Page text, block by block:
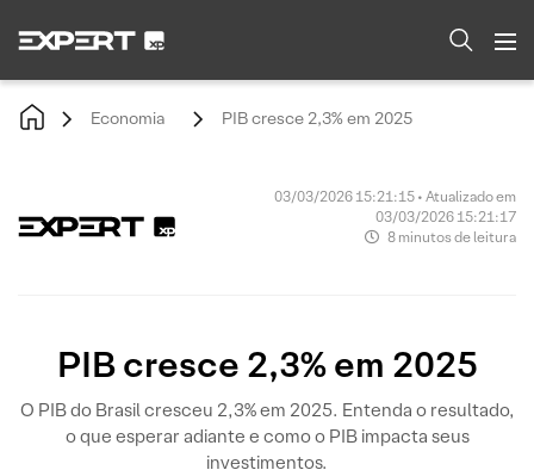
Economia PIB cresce 2,3% em 2025
03/03/2026 15:21:15 • Atualizado em
03/03/2026 15:21:17
8 minutos de leitura
PIB cresce 2,3% em 2025
O PIB do Brasil cresceu 2,3% em 2025. Entenda o resultado,
o que esperar adiante e como o PIB impacta seus
investimentos.